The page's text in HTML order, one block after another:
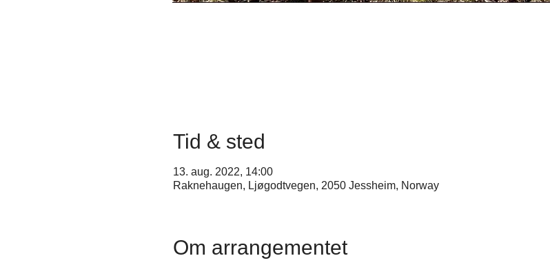
Tid & sted
13. aug. 2022, 14:00
Raknehaugen, Ljøgodtvegen, 2050 Jessheim, Norway
Om arrangementet